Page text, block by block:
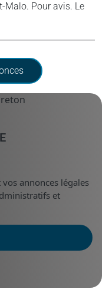
Malo. Pour avis. Le
annonces légales
et